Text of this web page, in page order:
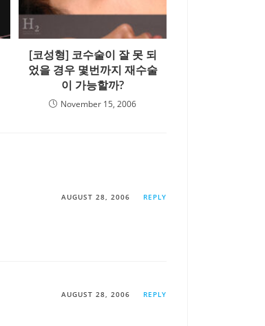
[코성형] 코수술이 잘 못 되
었을 경우 몇번까지 재수술
이 가능할까?
November 15, 2006
AUGUST 28, 2006 REPLY
AUGUST 28, 2006 REPLY